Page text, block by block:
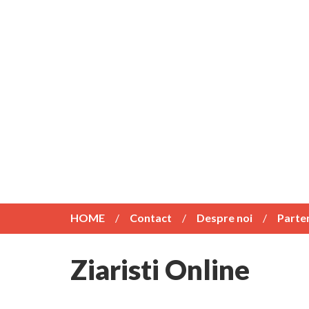
HOME Contact Despre noi
Ziaristi Online